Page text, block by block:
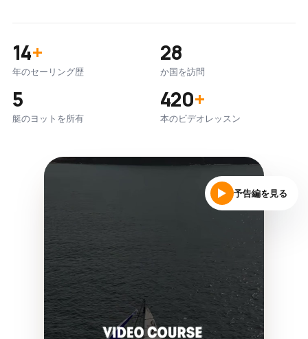
14+
年のセーリング歴
28
か国を訪問
5
艇のヨットを所有
420+
本のビデオレッスン
予告編を見る